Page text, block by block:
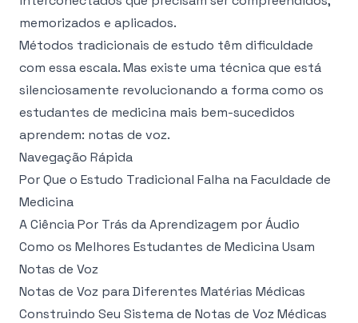
memorizados e aplicados.
Métodos tradicionais de estudo têm dificuldade
com essa escala. Mas existe uma técnica que está
silenciosamente revolucionando a forma como os
estudantes de medicina mais bem-sucedidos
aprendem: notas de voz.
Navegação Rápida
Por Que o Estudo Tradicional Falha na Faculdade de
Medicina
A Ciência Por Trás da Aprendizagem por Áudio
Como os Melhores Estudantes de Medicina Usam
Notas de Voz
Notas de Voz para Diferentes Matérias Médicas
Construindo Seu Sistema de Notas de Voz Médicas